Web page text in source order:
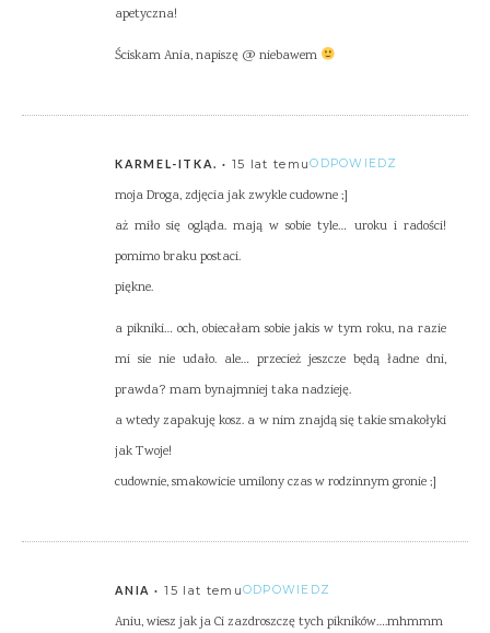
apetyczna!
Ściskam Ania, napiszę @ niebawem
KARMEL-ITKA. 15 lat temuODPOWIEDZ
moja Droga, zdjęcia jak zwykle cudowne ;]
aż miło się ogląda. mają w sobie tyle… uroku i radości!
pomimo braku postaci.
piękne.
a pikniki… och, obiecałam sobie jakis w tym roku, na razie
mi sie nie udało. ale… przecież jeszcze będą ładne dni,
prawda? mam bynajmniej taka nadzieję.
a wtedy zapakuję kosz. a w nim znajdą się takie smakołyki
jak Twoje!
cudownie, smakowicie umilony czas w rodzinnym gronie ;]
ANIA 15 lat temuODPOWIEDZ
Aniu, wiesz jak ja Ci zazdroszczę tych pikników….mhmmm